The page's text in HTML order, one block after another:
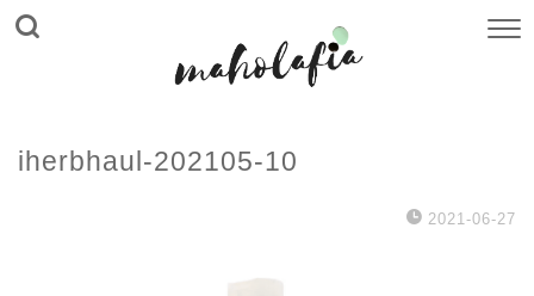
iherbhaul-202105-10
2021-06-27